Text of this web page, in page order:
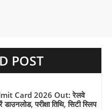
POST
Card 2026 Out: रेलवे
परीक्षा तिथि, सिटी स्लिप